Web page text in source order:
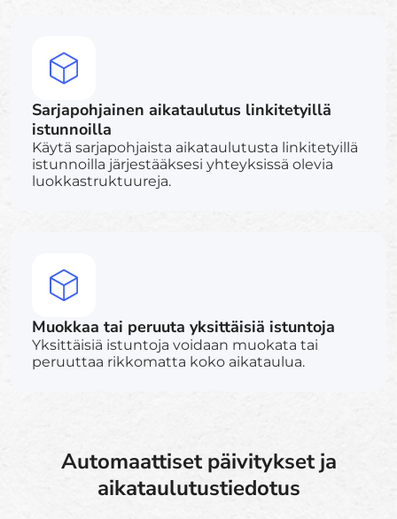
Sarjapohjainen aikataulutus linkitetyillä
istunnoilla
Käytä sarjapohjaista aikataulutusta linkitetyillä
istunnoilla järjestääksesi yhteyksissä olevia
luokkastruktuureja.
Muokkaa tai peruuta yksittäisiä istuntoja
Yksittäisiä istuntoja voidaan muokata tai
peruuttaa rikkomatta koko aikataulua.
Automaattiset päivitykset ja
aikataulutustiedotus